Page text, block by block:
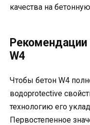
качества на
Рекомендации
W4
Чтобы бетон W4
водоprotective
технологию его
Первостепенное